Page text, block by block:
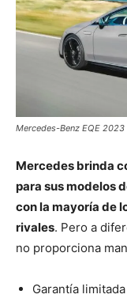
Mercedes-Benz EQE 2023
Mercedes brinda
para sus modelos
con la mayoría de
rivales. Pero a
no proporciona
Garantía